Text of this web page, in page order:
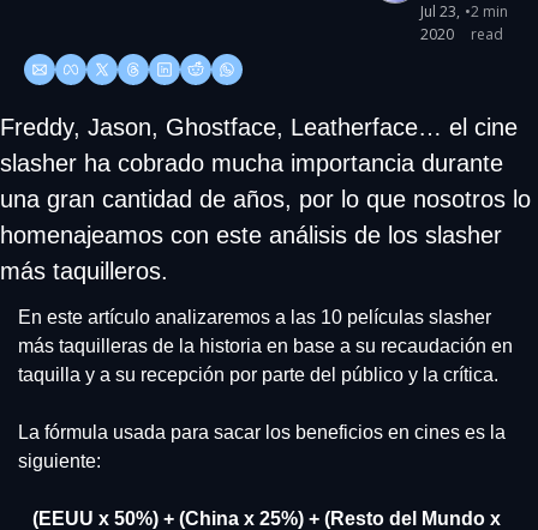
Jul 23,
2020
•2 min
read
Freddy, Jason, Ghostface, Leatherface… el cine
slasher ha cobrado mucha importancia durante
una gran cantidad de años, por lo que nosotros lo
homenajeamos con este análisis de los slasher
más taquilleros.
En este artículo analizaremos a las 10 películas slasher
más taquilleras de la historia en base a su recaudación en
taquilla y a su recepción por parte del público y la crítica.
La fórmula usada para sacar los beneficios en cines es la
siguiente:
(EEUU x 50%) + (China x 25%) + (Resto del Mundo x